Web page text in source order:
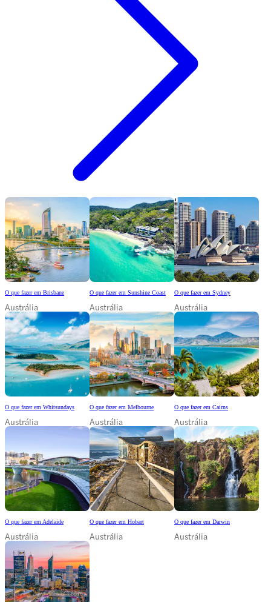
O que fazer em Brisbane
Austrália
O que fazer em Sunshine Coast
Austrália
O que fazer em Sydney
Austrália
O que fazer em Whitsundays
Austrália
O que fazer em Melbourne
Austrália
O que fazer em Cairns
Austrália
O que fazer em Adelaide
Austrália
O que fazer em Hobart
Austrália
O que fazer em Darwin
Austrália